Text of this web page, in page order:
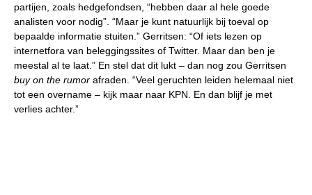
partijen, zoals hedgefondsen, “hebben daar al hele goede
analisten voor nodig”. “Maar je kunt natuurlijk bij toeval op
bepaalde informatie stuiten.” Gerritsen: “Of iets lezen op
internetfora van beleggingssites of Twitter. Maar dan ben je
meestal al te laat.” En stel dat dit lukt – dan nog zou Gerritsen
buy on the rumor afraden. “Veel geruchten leiden helemaal niet
tot een overname – kijk maar naar KPN. En dan blijf je met
verlies achter.”